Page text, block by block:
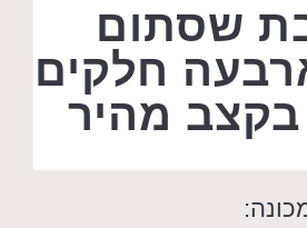
שסתום
חלקים
בקצב מהיר